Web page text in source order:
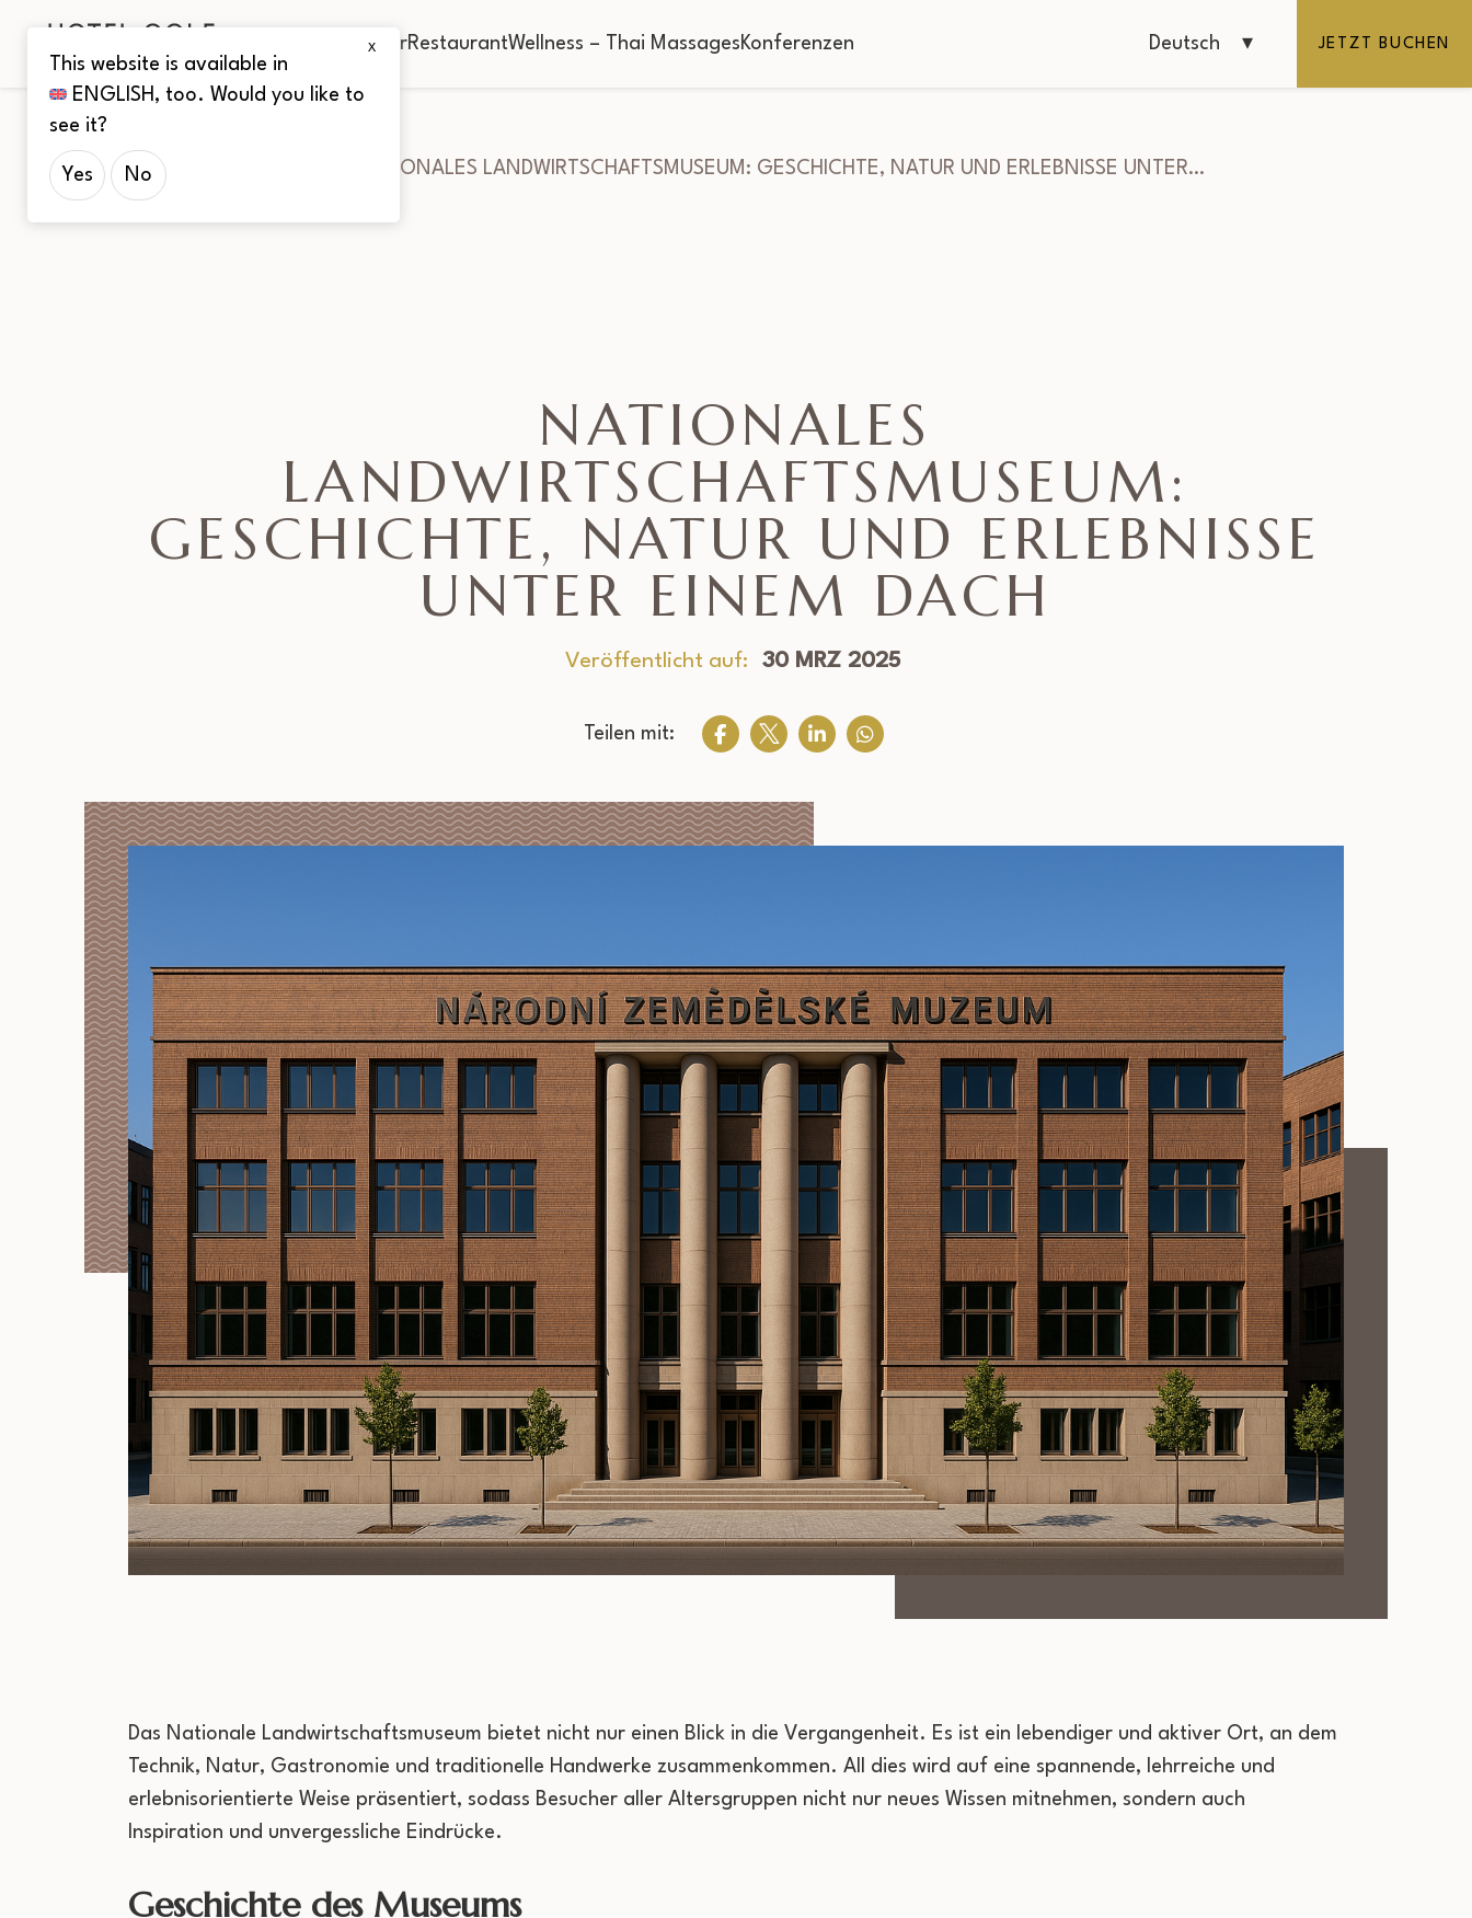
ZimmerRestaurantWellness – Thai MassagesKonferenzen Deutsch JETZT BUCHEN
Startseite NATIONALES LANDWIRTSCHAFTSMUSEUM: GESCHICHTE, NATUR UND ERLEBNISSE UNTER…
NATIONALES
LANDWIRTSCHAFTSMUSEUM:
GESCHICHTE, NATUR UND ERLEBNISSE
UNTER EINEM DACH
Veröffentlicht auf: 30 MRZ 2025
Teilen mit:
Das Nationale Landwirtschaftsmuseum bietet nicht nur einen Blick in die Vergangenheit. Es ist ein lebendiger und aktiver Ort, an dem
Technik, Natur, Gastronomie und traditionelle Handwerke zusammenkommen. All dies wird auf eine spannende, lehrreiche und
erlebnisorientierte Weise präsentiert, sodass Besucher aller Altersgruppen nicht nur neues Wissen mitnehmen, sondern auch
Inspiration und unvergessliche Eindrücke.
Geschichte des Museums
X
This website is available in
ENGLISH , too. Would you like to
see it?
Yes No